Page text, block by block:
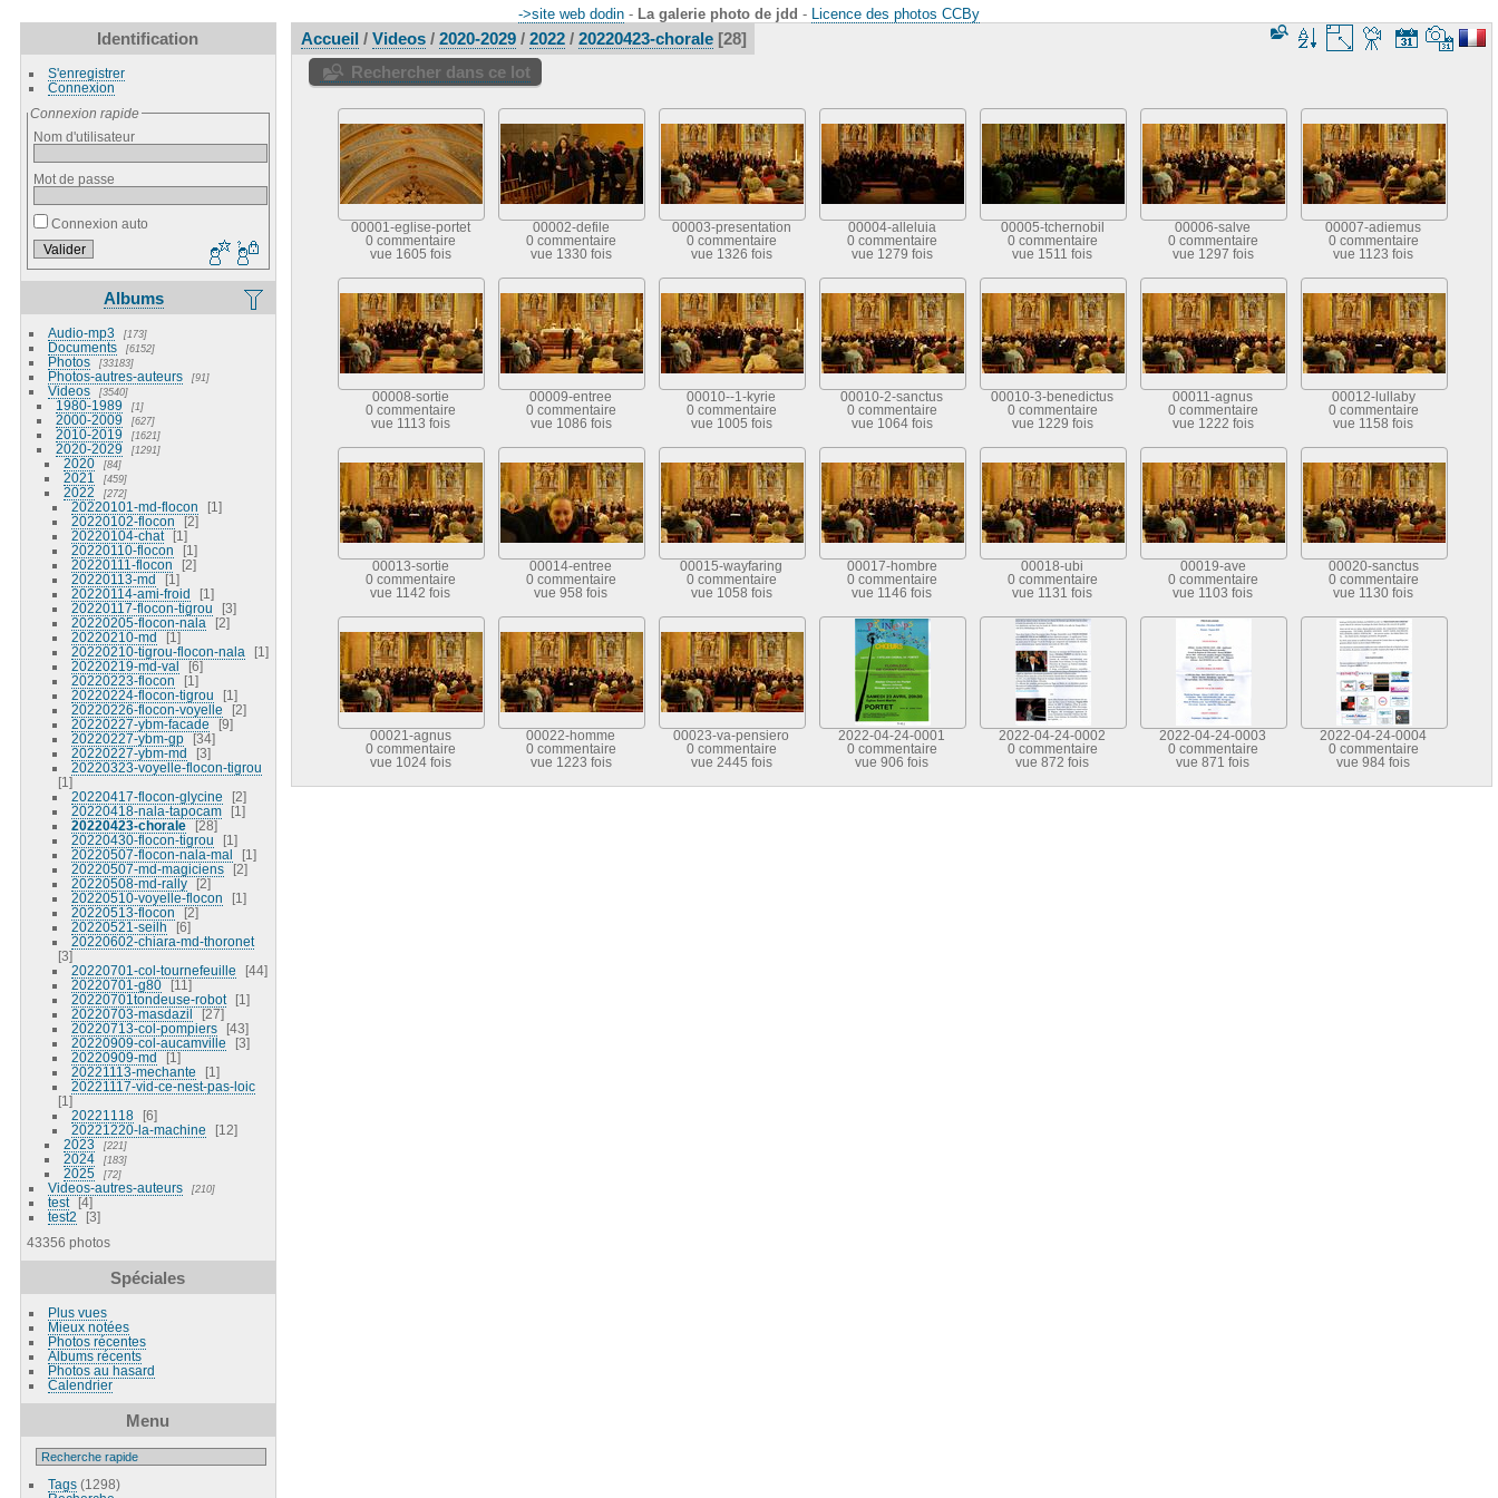
->site web dodin - La galerie photo de jdd - Licence des photos CCBy
Identification
S'enregistrer
Connexion
Connexion rapide
Nom d'utilisateur
Mot de passe
Connexion auto
Albums
Audio-mp3 173
Documents 6152
Photos 33183
Photos-autres-auteurs 91
Videos 3540
1980-1989 1
2000-2009 627
2010-2019 1621
2020-2029 1291
2020 84
2021 459
2022 272
20220101-md-flocon
1
20220102-flocon
2
20220104-chat
1
20220110-flocon
1
20220111-flocon
2
20220113-md
1
20220114-ami-froid
1
20220117-flocon-tigrou
3
20220205-flocon-nala
2
20220210-md
1
20220210-tigrou-flocon-nala
1
20220219-md-val
6
20220223-flocon
1
20220224-flocon-tigrou
1
20220226-flocon-voyelle
2
20220227-ybm-facade
9
20220227-ybm-gp
34
20220227-ybm-md
3
20220323-voyelle-flocon-tigrou
1
20220417-flocon-glycine
2
20220418-nala-tapocam
1
20220423-chorale
28
20220430-flocon-tigrou
1
20220507-flocon-nala-mal
1
20220507-md-magiciens
2
20220508-md-rally
2
20220510-voyelle-flocon
1
20220513-flocon
2
20220521-seilh
6
20220602-chiara-md-thoronet
3
20220701-col-tournefeuille
44
20220701-g80
11
20220701tondeuse-robot
1
20220703-masdazil
27
20220713-col-pompiers
43
20220909-col-aucamville
3
20220909-md
1
20221113-mechante
1
20221117-vid-ce-nest-pas-loic
1
20221118
6
20221220-la-machine
12
2023
221
2024 183
2025 72
Videos-autres-auteurs 210
test
4
test2
3
43356 photos
Spéciales
Plus vues
Mieux notées
Photos récentes
Albums récents
Photos au hasard
Calendrier
Menu
Tags(1298)
Accueil/ Videos/ 2020-2029/ 2022/ 20220423-chorale 28
Rechercher dans ce lot
00001-eglise-portet
0 commentaire
vue 1605 fois
00002-defile
0 commentaire
vue 1330 fois
00003-presentation
0 commentaire
vue 1326 fois
00004-alleluia
0 commentaire
vue 1279 fois
00005-tchernobil
0 commentaire
vue 1511 fois
00006-salve
0 commentaire
vue 1297 fois
00007-adiemus
0 commentaire
vue 1123 fois
00008-sortie
0 commentaire
vue 1113 fois
00009-entree
0 commentaire
vue 1086 fois
00010--1-kyrie
0 commentaire
vue 1005 fois
00010-2-sanctus
0 commentaire
vue 1064 fois
00010-3-benedictus
0 commentaire
vue 1229 fois
00011-agnus
0 commentaire
vue 1222 fois
00012-lullaby
0 commentaire
vue 1158 fois
00013-sortie
0 commentaire
vue 1142 fois
00014-entree
0 commentaire
vue 958 fois
00015-wayfaring
0 commentaire
vue 1058 fois
00017-hombre
0 commentaire
vue 1146 fois
00018-ubi
0 commentaire
vue 1131 fois
00019-ave
0 commentaire
vue 1103 fois
00020-sanctus
0 commentaire
vue 1130 fois
00021-agnus
0 commentaire
vue 1024 fois
00022-homme
0 commentaire
vue 1223 fois
00023-va-pensiero
0 commentaire
vue 2445 fois
2022-04-24-0001
0 commentaire
vue 906 fois
2022-04-24-0002
0 commentaire
vue 872 fois
2022-04-24-0003
0 commentaire
vue 871 fois
2022-04-24-0004
0 commentaire
vue 984 fois